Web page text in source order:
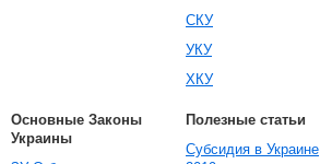
СКУ
УКУ
ХКУ
Основные Законы
Украины
Полезные статьи
Субсидия в Украине